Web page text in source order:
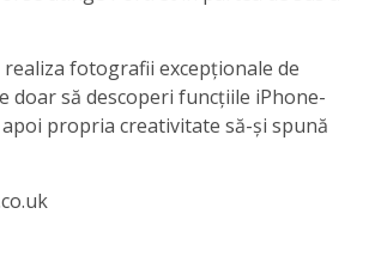
fotografii excepționale de
doar să descoperi funcțiile iPhone-
propria creativitate să-și spună